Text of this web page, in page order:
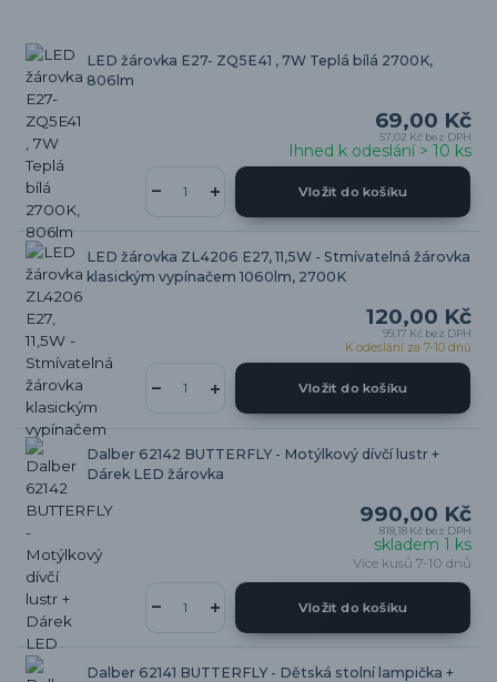
LED žárovka E27- ZQ5E41 , 7W Teplá bílá 2700K,
806lm
69,00 Kč
57,02 Kč bez DPH
Ihned k odeslání > 10 ks
Vložit do košíku
LED žárovka ZL4206 E27, 11,5W - Stmívatelná žárovka
klasickým vypínačem 1060lm, 2700K
120,00 Kč
99,17 Kč bez DPH
K odeslání za 7-10 dnů
Vložit do košíku
Dalber 62142 BUTTERFLY - Motýlkový dívčí lustr +
Dárek LED žárovka
990,00 Kč
818,18 Kč bez DPH
skladem 1 ks
Více kusů 7-10 dnů
Vložit do košíku
Dalber 62141 BUTTERFLY - Dětská stolní lampička +